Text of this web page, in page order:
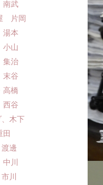
武
片岡
本
山
治
末谷
高橋
西谷
木下
邊
中川
川